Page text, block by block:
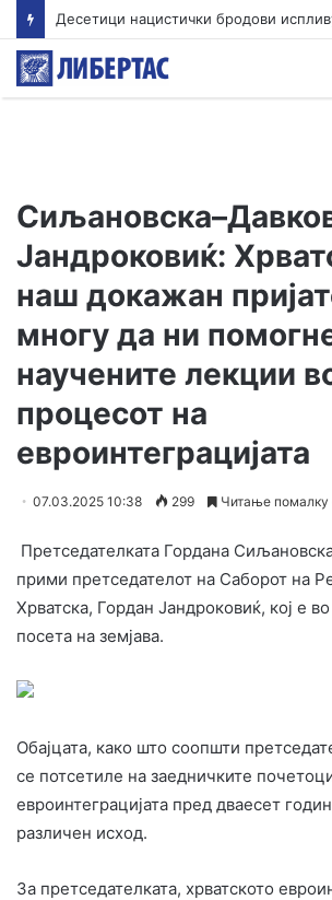
Јандроковиќ:
наш докажан
многу да ни
научените лекции
процесот на
евроинтеграцијата
07.03.2025 10:38 299 Читање помалку
Претседателката Гордана
прими претседателот на Саборот на
Хрватска, Гордан Јандроковиќ, кој е
посета на земјава.
Обајцата, како што соопшти
се потсетиле на заедничките
евроинтеграцијата пред дваесет
различен исход.
За претседателката, хрватското